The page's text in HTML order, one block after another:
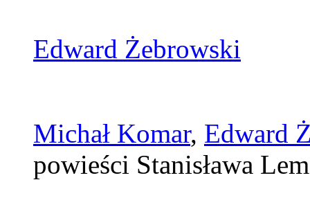
Edward Żebrowski
Michał Komar, Edward
powieści Stanisława